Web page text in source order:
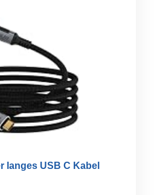
langes USB C Kabel